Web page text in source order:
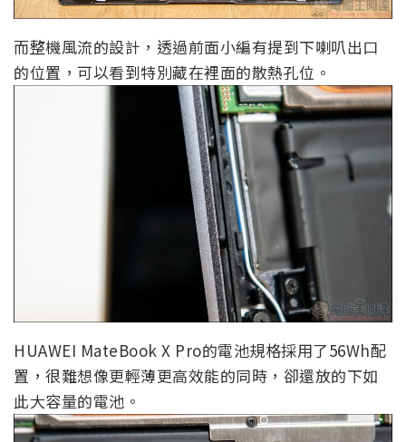
而整機風流的設計，透過前面小編有提到下喇叭出口
的位置，可以看到特別藏在裡面的散熱孔位。
HUAWEI MateBook X Pro的電池規格採用了56Wh配
置，很難想像更輕薄更高效能的同時，卻還放的下如
此大容量的電池。